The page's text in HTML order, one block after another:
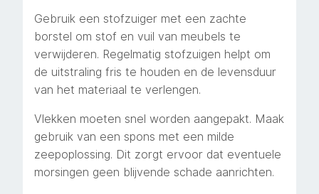
Gebruik een stofzuiger met een zachte
borstel om stof en vuil van meubels te
verwijderen. Regelmatig stofzuigen helpt om
de uitstraling fris te houden en de levensduur
van het materiaal te verlengen.
Vlekken moeten snel worden aangepakt. Maak
gebruik van een spons met een milde
zeepoplossing. Dit zorgt ervoor dat eventuele
morsingen geen blijvende schade aanrichten.